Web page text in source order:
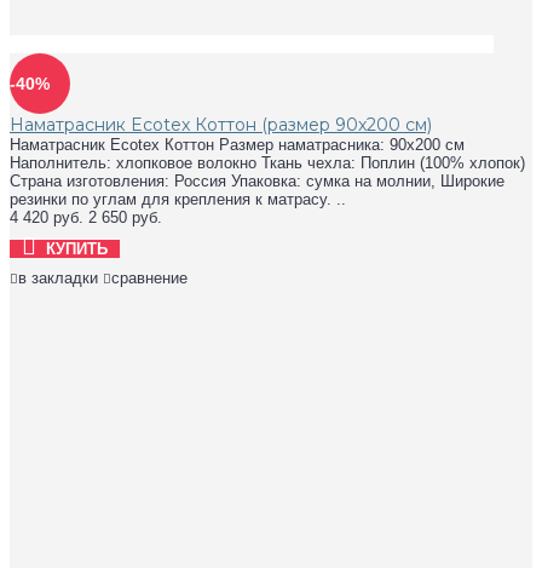
-40%
Наматрасник Ecotex Коттон (размер 90x200 см)
Наматрасник Ecotex Коттон Размер наматрасника: 90x200 см
Наполнитель: хлопковое волокно Ткань чехла: Поплин (100% хлопок)
Страна изготовления: Россия Упаковка: сумка на молнии, Широкие
резинки по углам для крепления к матрасу. ..
4 420 руб. 2 650 руб.
КУПИТЬ
в закладки
сравнение